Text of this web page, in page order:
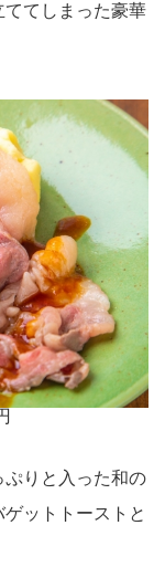
ててしまった豪華
りと入った和の
ットトーストと